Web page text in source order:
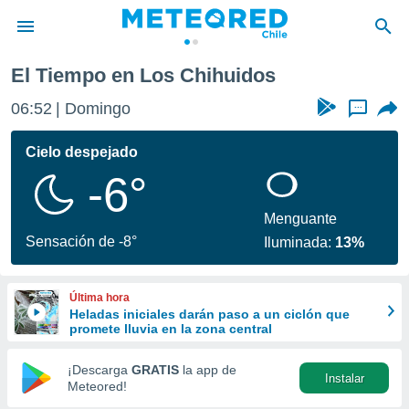
de
por
se
calidad.
a este
las
y
forma
digital
basada
El Tiempo en Los Chihuidos
06:52 Domingo ...
Cielo despejado
-6°
Sensación de -8°
Menguante
Iluminada: 13%
Última hora
Heladas iniciales darán paso a un ciclón que
promete lluvia en la zona central
¡Descarga GRATIS la app de
Meteored!
Instalar